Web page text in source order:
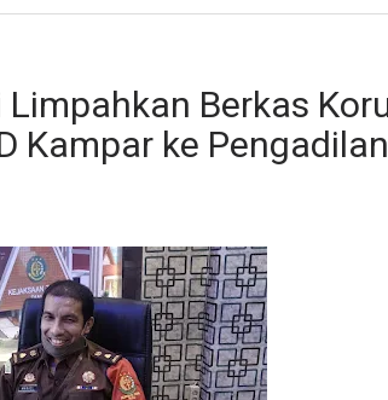
Limpahkan Berkas
Kampar ke Pengadilan